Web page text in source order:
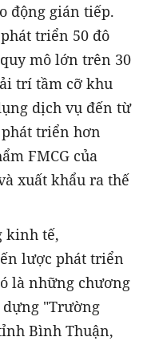
động gián tiếp.
triển 50 đô
mô lớn trên 30
trí tầm cỡ khu
dịch vụ đến từ
phát triển hơn
FMCG của
xuất khẩu ra thế
kinh tế,
lược phát triển
là những chương
"Trường
Bình Thuận,